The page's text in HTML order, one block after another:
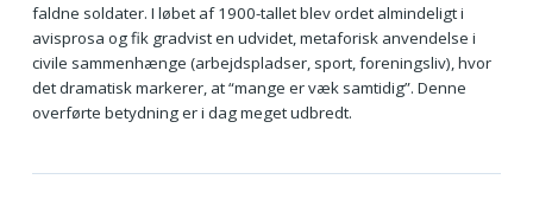
faldne soldater. I løbet af 1900-tallet blev ordet almindeligt i
avisprosa og fik gradvist en udvidet, metaforisk anvendelse i
civile sammenhænge (arbejdspladser, sport, foreningsliv), hvor
det dramatisk markerer, at “mange er væk samtidig”. Denne
overførte betydning er i dag meget udbredt.